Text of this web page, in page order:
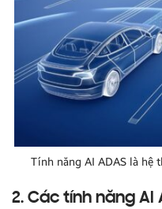
Tính năng AI ADAS là hệ
2. Các tính năng AI